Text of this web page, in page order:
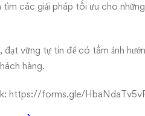
tìm các giải pháp tối ưu cho
đạt vững tự tin để có tầm ảnh
hàng.
https://forms.gle/